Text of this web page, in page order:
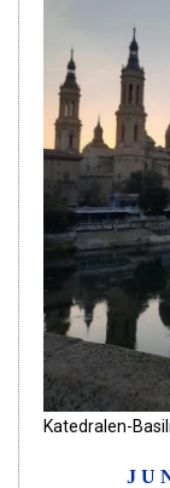
Katedralen-